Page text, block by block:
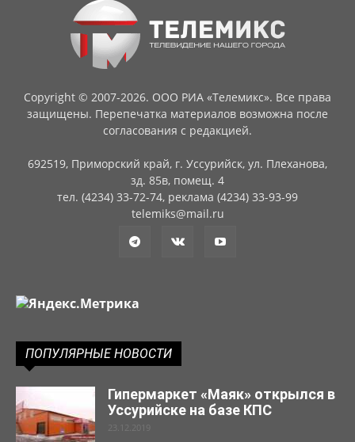
Copyright © 2007-2026. ООО РИА «Телемикс». Все права
защищены. Перепечатка материалов возможна после
согласования с редакцией.
692519, Приморский край, г. Уссурийск, ул. Плеханова,
зд. 85в, помещ. 4
тел. (4234) 33-72-74, реклама (4234) 33-93-99
telemiks@mail.ru
ПОПУЛЯРНЫЕ НОВОСТИ
Гипермаркет «Маяк» открылся в
Уссурийске на базе КПС
23.12.2019